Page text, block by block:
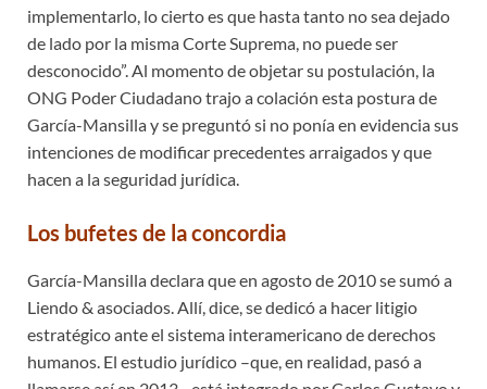
implementarlo, lo cierto es que hasta tanto no sea dejado
de lado por la misma Corte Suprema, no puede ser
desconocido”. Al momento de objetar su postulación, la
ONG Poder Ciudadano trajo a colación esta postura de
García-Mansilla y se preguntó si no ponía en evidencia sus
intenciones de modificar precedentes arraigados y que
hacen a la seguridad jurídica.
Los bufetes de la concordia
García-Mansilla declara que en agosto de 2010 se sumó a
Liendo & asociados. Allí, dice, se dedicó a hacer litigio
estratégico ante el sistema interamericano de derechos
humanos. El estudio jurídico –que, en realidad, pasó a